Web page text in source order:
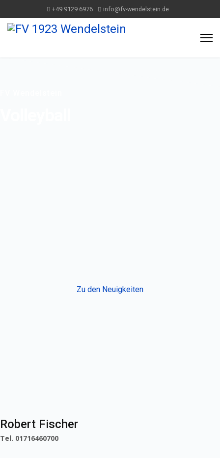
+49 9129 6976 info@fv-wendelstein.de
Zu den Neuigkeiten
Robert Fischer
Tel. 01716460700